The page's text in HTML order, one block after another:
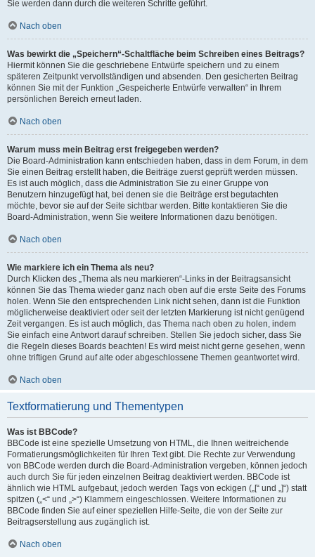
Sie werden dann durch die weiteren Schritte geführt.
Nach oben
Was bewirkt die „Speichern“-Schaltfläche beim Schreiben eines Beitrags?
Hiermit können Sie die geschriebene Entwürfe speichern und zu einem
späteren Zeitpunkt vervollständigen und absenden. Den gesicherten Beitrag
können Sie mit der Funktion „Gespeicherte Entwürfe verwalten“ in Ihrem
persönlichen Bereich erneut laden.
Nach oben
Warum muss mein Beitrag erst freigegeben werden?
Die Board-Administration kann entschieden haben, dass in dem Forum, in dem
Sie einen Beitrag erstellt haben, die Beiträge zuerst geprüft werden müssen.
Es ist auch möglich, dass die Administration Sie zu einer Gruppe von
Benutzern hinzugefügt hat, bei denen sie die Beiträge erst begutachten
möchte, bevor sie auf der Seite sichtbar werden. Bitte kontaktieren Sie die
Board-Administration, wenn Sie weitere Informationen dazu benötigen.
Nach oben
Wie markiere ich ein Thema als neu?
Durch Klicken des „Thema als neu markieren“-Links in der Beitragsansicht
können Sie das Thema wieder ganz nach oben auf die erste Seite des Forums
holen. Wenn Sie den entsprechenden Link nicht sehen, dann ist die Funktion
möglicherweise deaktiviert oder seit der letzten Markierung ist nicht genügend
Zeit vergangen. Es ist auch möglich, das Thema nach oben zu holen, indem
Sie einfach eine Antwort darauf schreiben. Stellen Sie jedoch sicher, dass Sie
die Regeln dieses Boards beachten! Es wird meist nicht gerne gesehen, wenn
ohne triftigen Grund auf alte oder abgeschlossene Themen geantwortet wird.
Nach oben
Textformatierung und Thementypen
Was ist BBCode?
BBCode ist eine spezielle Umsetzung von HTML, die Ihnen weitreichende
Formatierungsmöglichkeiten für Ihren Text gibt. Die Rechte zur Verwendung
von BBCode werden durch die Board-Administration vergeben, können jedoch
auch durch Sie für jeden einzelnen Beitrag deaktiviert werden. BBCode ist
ähnlich wie HTML aufgebaut, jedoch werden Tags von eckigen („[“ und „]“) statt
spitzen („<“ und „>“) Klammern eingeschlossen. Weitere Informationen zu
BBCode finden Sie auf einer speziellen Hilfe-Seite, die von der Seite zur
Beitragserstellung aus zugänglich ist.
Nach oben